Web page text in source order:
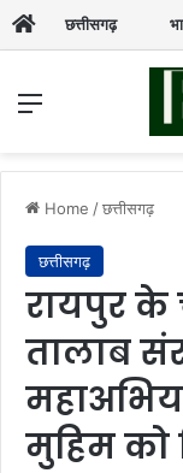
छत्तीसगढ़
Menu
Home /छत्तीसगढ़
छत्तीसगढ़
रायपुर के
तालाब
मुहिम को